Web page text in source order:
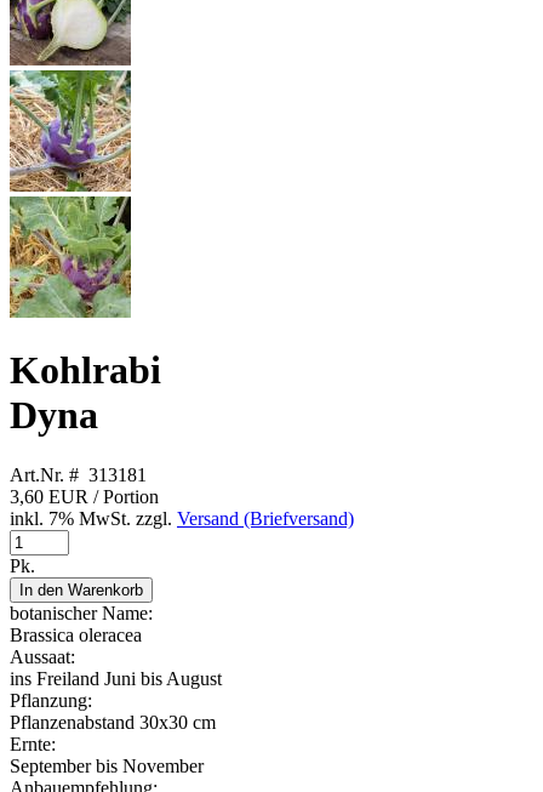
Kohlrabi
Dyna
Art.Nr. # 313181
3,60 EUR / Portion
inkl. 7% MwSt. zzgl. Versand (Briefversand)
Pk.
In den Warenkorb
botanischer Name:
Brassica oleracea
Aussaat:
ins Freiland Juni bis August
Pflanzung:
Pflanzenabstand 30x30 cm
Ernte:
September bis November
Anbauempfehlung: